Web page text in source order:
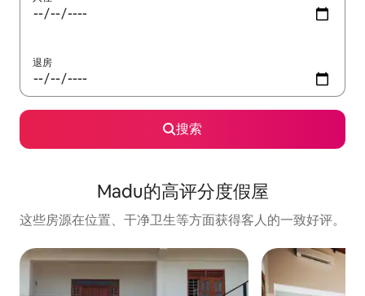
退房
搜索
Madu的高评分度假屋
这些房源在位置、干净卫生等方面获得客人的一致好评。